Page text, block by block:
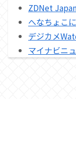
ZDNet
へなちょこ
デジカメ
マイナビニ